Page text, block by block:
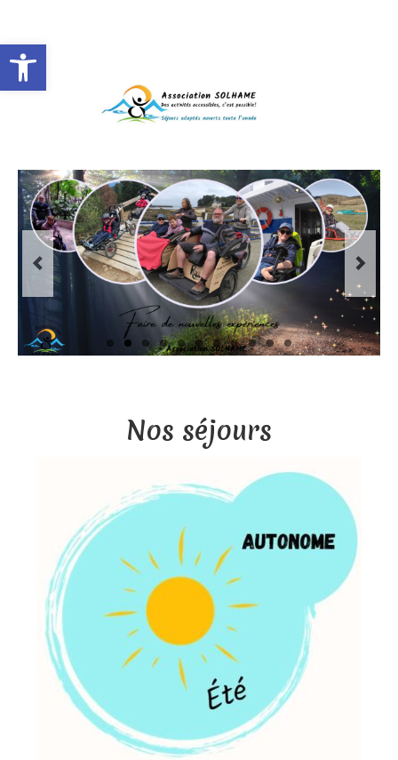
Ouvrir la barre d’outils
Nos séjours